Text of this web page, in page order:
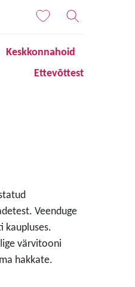
Keskkonnahoid
Ettevõttest
Veenduge
kaupluses.
värvitooni
hakkate.